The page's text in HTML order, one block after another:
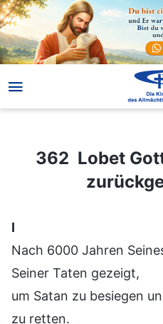
362 Lobet Gott, der siegreich
362 Lobet
Ⅰ
Nach 6000 Jahren
Seiner Taten gezeigt,
um Satan zu besiegen
zu retten.